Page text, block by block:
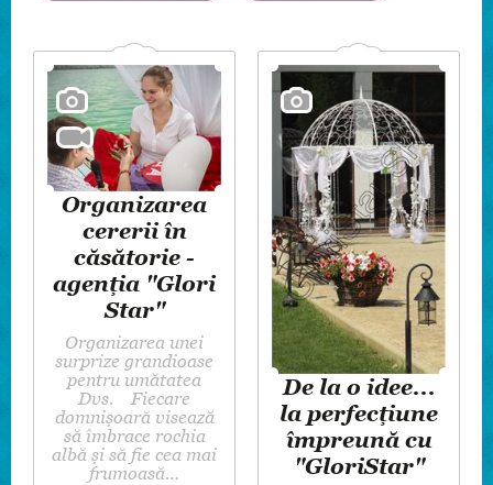
Organizarea
cererii în
căsătorie -
agenția "Glori
Star"
Organizarea unei
surprize grandioase
pentru umătatea
Dvs. Fiecare
domnișoară visează
să îmbrace rochia
albă și să fie cea mai
frumoasă…
De la o idee...
la perfecțiune
împreună cu
"GloriStar"